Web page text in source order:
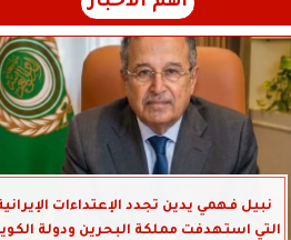
نبيل فهمي يدين تجدد الإعتداءات
التي استهدفت مملكة البحرين ودولة